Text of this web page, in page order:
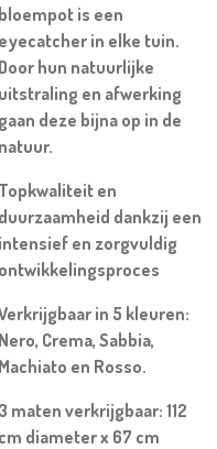
bloempot is een
eyecatcher in elke tuin.
Door hun natuurlijke
uitstraling en afwerking
gaan deze bijna op in de
natuur.
Topkwaliteit en
duurzaamheid dankzij een
intensief en zorgvuldig
ontwikkelingsproces
in 5 kleuren:
Nero, Crema, Sabbia,
Machiato en Rosso.
3 maten verkrijgbaar: 112
cm diameter x 67 cm